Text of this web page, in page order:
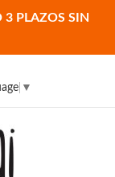
3 PLAZOS SIN
▼